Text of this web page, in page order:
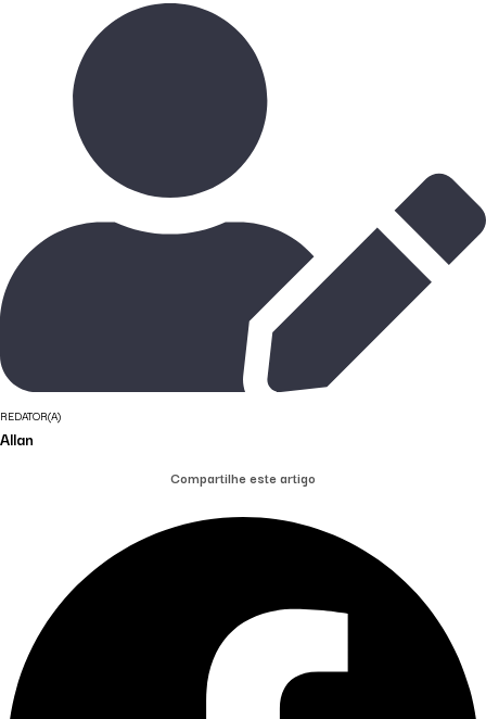
REDATOR(A)
Allan
Compartilhe este artigo